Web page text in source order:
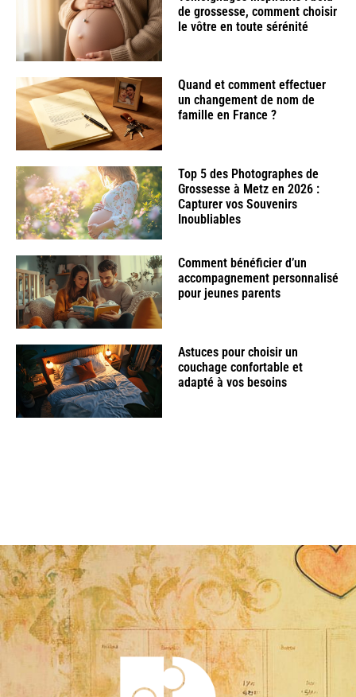
de grossesse, comment choisir
le vôtre en toute sérénité
Quand et comment effectuer
un changement de nom de
famille en France ?
Top 5 des Photographes de
Grossesse à Metz en 2026 :
Capturer vos Souvenirs
Inoubliables
Comment bénéficier d’un
accompagnement personnalisé
pour jeunes parents
Astuces pour choisir un
couchage confortable et
adapté à vos besoins